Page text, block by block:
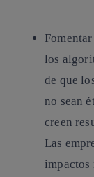
los
de que
no sean
creen
Las